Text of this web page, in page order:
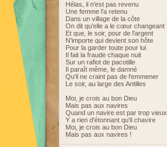
Hélas, il n'est pas revenu
Une femme l'a retenu
Dans un village de la côte
On dit qu'elle a le cœur changeant
Et que, le soir, pour de l'argent
N'importe qui devient son hôte
Pour la garder toute pour lui
Il fait la fraude chaque nuit
Sur un rafiot de pacotille
Il paraît même, le damné
Qu'il ne craint pas de l'emmener
Le soir, au large des Antilles
Moi, je crois au bon Dieu
Mais pas aux navires
Quand un navire est par trop vieux
Y a rien d'étonnant qu'il chavire
Moi, je crois au bon Dieu
Mais pas aux navires !